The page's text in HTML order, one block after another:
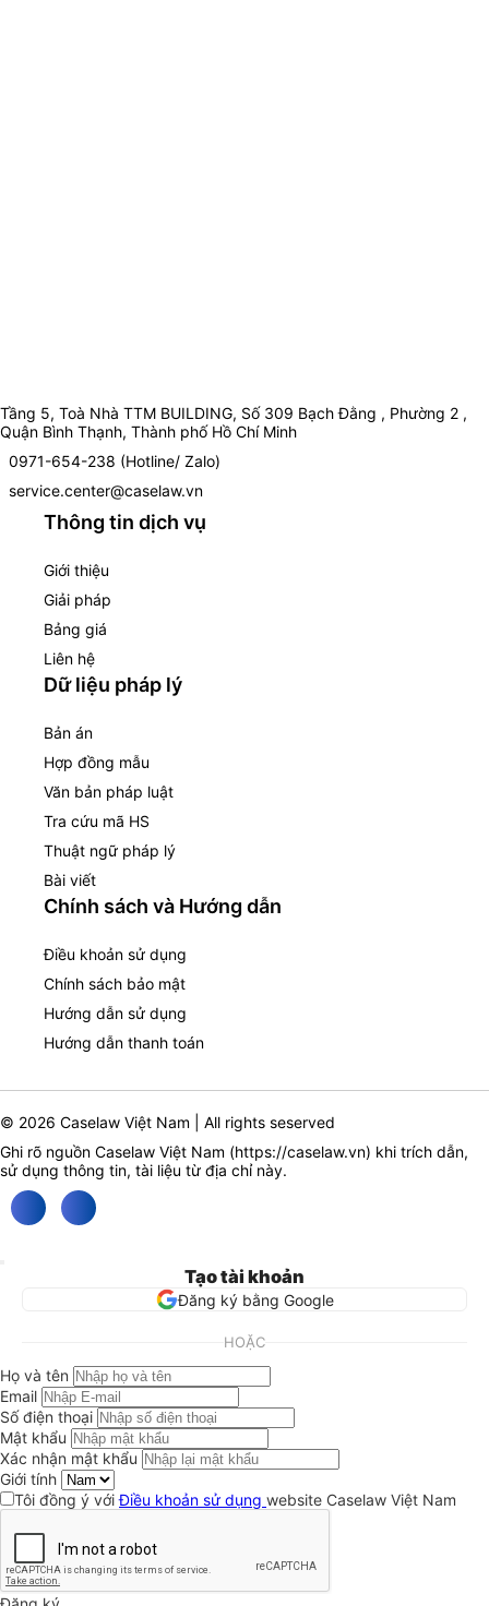
Tầng 5, Toà Nhà TTM BUILDING, Số 309 Bạch Đằng , Phường 2 ,
Quận Bình Thạnh, Thành phố Hồ Chí Minh
0971-654-238 (Hotline/ Zalo)
service.center@caselaw.vn
Thông tin dịch vụ
Giới thiệu
Giải pháp
Bảng giá
Liên hệ
Dữ liệu pháp lý
Bản án
Hợp đồng mẫu
Văn bản pháp luật
Tra cứu mã HS
Thuật ngữ pháp lý
Bài viết
Chính sách và Hướng dẫn
Điều khoản sử dụng
Chính sách bảo mật
Hướng dẫn sử dụng
Hướng dẫn thanh toán
© 2026 Caselaw Việt Nam | All rights seserved
Ghi rõ nguồn Caselaw Việt Nam (https://caselaw.vn) khi trích dẫn,
sử dụng thông tin, tài liệu từ địa chỉ này.
Tạo tài khoản
Đăng ký bằng Google
HOẶC
Họ và tên
Email
Số điện thoại
Mật khẩu
Xác nhận mật khẩu
Giới tính
Tôi đồng ý vớiĐiều khoản sử dụng website Caselaw Việt Nam